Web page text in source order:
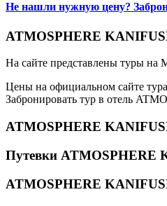
Не нашли нужную цену?
ATMOSPHERE
На сайте представлены туры
Цены на официальном сайте
Забронировать тур в отель
ATMOSPHERE
Путевки ATMOSPHERE
ATMOSPHERE